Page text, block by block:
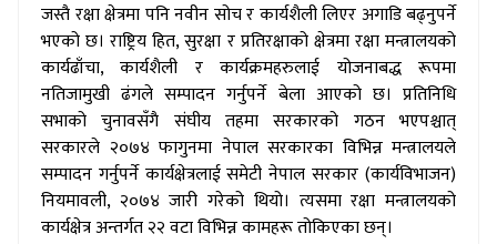
जस्तै रक्षा क्षेत्रमा पनि नवीन सोच र कार्यशैली लिएर अगाडि बढ्नुपर्ने
भएको छ। राष्ट्रिय हित, सुरक्षा र प्रतिरक्षाको क्षेत्रमा रक्षा मन्त्रालयको
कार्यढाँचा, कार्यशैली र कार्यक्रमहरुलाई योजनाबद्ध रूपमा
नतिजामुखी ढंगले सम्पादन गर्नुपर्ने बेला आएको छ। प्रतिनिधि
सभाको चुनावसँगै संघीय तहमा सरकारको गठन भएपश्चात्
सरकारले २०७४ फागुनमा नेपाल सरकारका विभिन्न मन्त्रालयले
सम्पादन गर्नुपर्ने कार्यक्षेत्रलाई समेटी नेपाल सरकार (कार्यविभाजन)
नियमावली, २०७४ जारी गरेको थियो। त्यसमा रक्षा मन्त्रालयको
कार्यक्षेत्र अन्तर्गत २२ वटा विभिन्न कामहरू तोकिएका छन्।